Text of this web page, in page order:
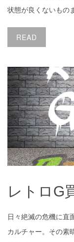
状態が良くないもの
READ
レトロG
日々絶滅の危機に直
カルチャー。その素